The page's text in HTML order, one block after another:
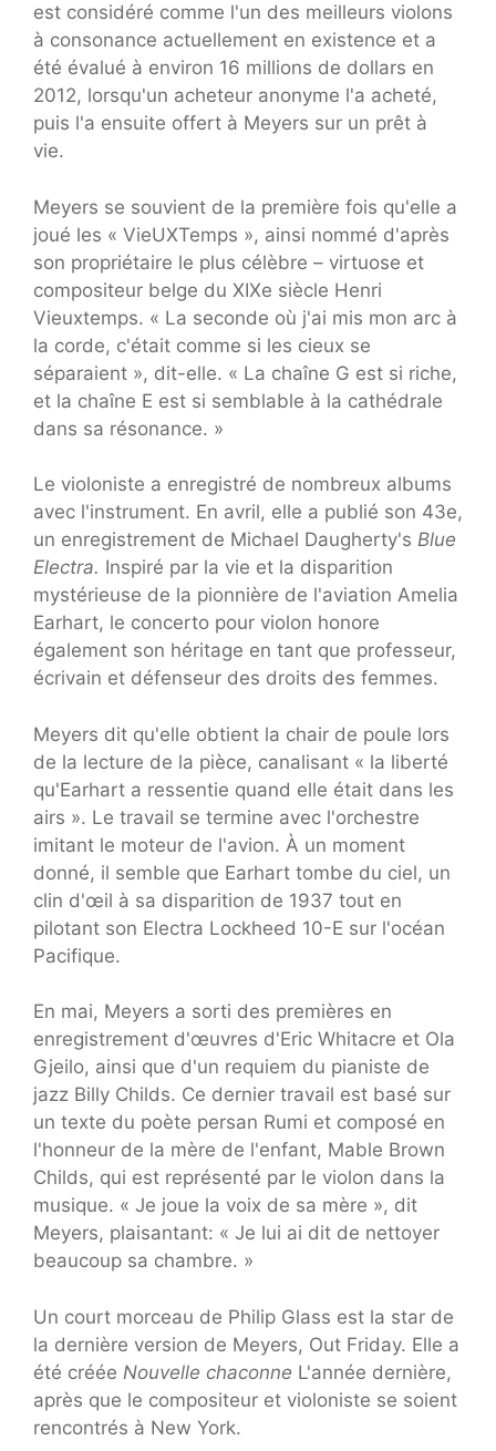
est considéré comme l'un des meilleurs violons
à consonance actuellement en existence et a
été évalué à environ 16 millions de dollars en
2012, lorsqu'un acheteur anonyme l'a acheté,
puis l'a ensuite offert à Meyers sur un prêt à
vie.
Meyers se souvient de la première fois qu'elle a
joué les « VieUXTemps », ainsi nommé d'après
son propriétaire le plus célèbre – virtuose et
compositeur belge du XIXe siècle Henri
Vieuxtemps. « La seconde où j'ai mis mon arc à
la corde, c'était comme si les cieux se
séparaient », dit-elle. « La chaîne G est si riche,
et la chaîne E est si semblable à la cathédrale
dans sa résonance. »
Le violoniste a enregistré de nombreux albums
avec l'instrument. En avril, elle a publié son 43e,
un enregistrement de Michael Daugherty's Blue
Electra. Inspiré par la vie et la disparition
mystérieuse de la pionnière de l'aviation Amelia
Earhart, le concerto pour violon honore
également son héritage en tant que professeur,
écrivain et défenseur des droits des femmes.
Meyers dit qu'elle obtient la chair de poule lors
de la lecture de la pièce, canalisant « la liberté
qu'Earhart a ressentie quand elle était dans les
airs ». Le travail se termine avec l'orchestre
imitant le moteur de l'avion. À un moment
donné, il semble que Earhart tombe du ciel, un
clin d'œil à sa disparition de 1937 tout en
pilotant son Electra Lockheed 10-E sur l'océan
Pacifique.
En mai, Meyers a sorti des premières en
enregistrement d'œuvres d'Eric Whitacre et Ola
Gjeilo, ainsi que d'un requiem du pianiste de
jazz Billy Childs. Ce dernier travail est basé sur
un texte du poète persan Rumi et composé en
l'honneur de la mère de l'enfant, Mable Brown
Childs, qui est représenté par le violon dans la
musique. « Je joue la voix de sa mère », dit
Meyers, plaisantant: « Je lui ai dit de nettoyer
beaucoup sa chambre. »
Un court morceau de Philip Glass est la star de
la dernière version de Meyers, Out Friday. Elle a
été créée Nouvelle chaconne L'année dernière,
après que le compositeur et violoniste se soient
rencontrés à New York.